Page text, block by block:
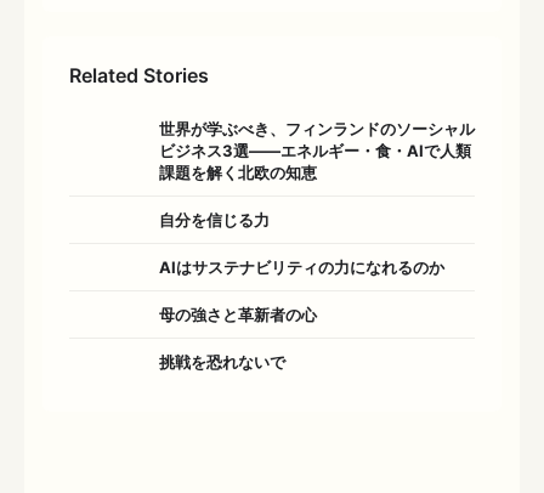
Related Stories
世界が学ぶべき、フィンランドのソーシャル
ビジネス3選――エネルギー・食・AIで人類
課題を解く北欧の知恵
自分を信じる力
AIはサステナビリティの力になれるのか
母の強さと革新者の心
挑戦を恐れないで